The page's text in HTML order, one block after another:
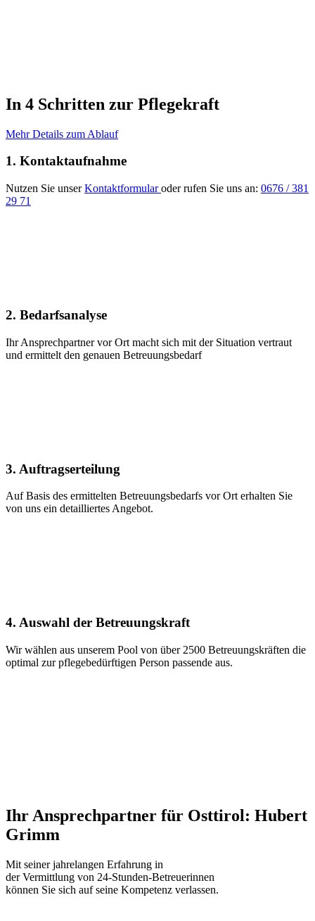
In 4 Schritten zur Pflegekraft
Mehr Details zum Ablauf
1. Kontaktaufnahme
Nutzen Sie unserKontaktformularoder rufen Sie uns an: 0676 / 381
29 71
2. Bedarfsanalyse
Ihr Ansprechpartner vor Ort macht sich mit der Situation vertraut
und ermittelt den genauen Betreuungsbedarf
3. Auftragserteilung
Auf Basis des ermittelten Betreuungsbedarfs vor Ort erhalten Sie
von uns ein detailliertes Angebot.
4. Auswahl der Betreuungskraft
Wir wählen aus unserem Pool von über 2500 Betreuungskräften die
optimal zur pflegebedürftigen Person passende aus.
Ihr Ansprechpartner für Osttirol: Hubert
Grimm
Mit seiner jahrelangen Erfahrung in
der Vermittlung von 24-Stunden-Betreuerinnen
können Sie sich auf seine Kompetenz verlassen.